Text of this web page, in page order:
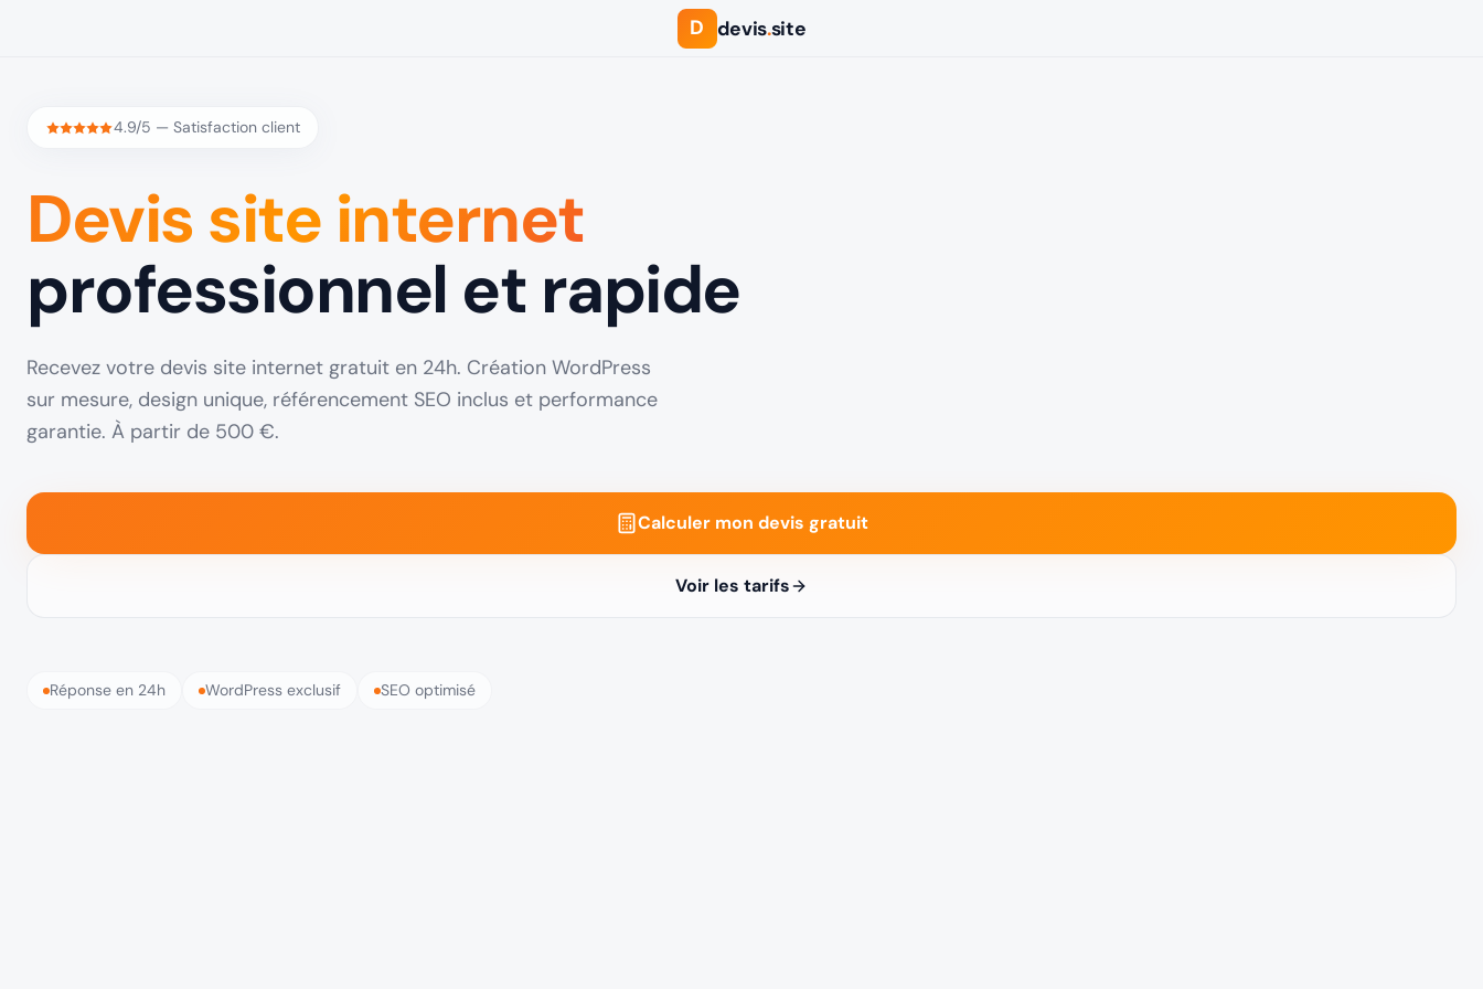
D devis.site
4.9/5 — Satisfaction client
Devis site internet
professionnel et rapide
Recevez votre devis site internet gratuit en 24h. Création WordPress
sur mesure, design unique, référencement SEO inclus et performance
garantie. À partir de 500 €.
Calculer mon devis gratuit
Voir les tarifs
Réponse en 24h WordPress exclusif SEO optimisé